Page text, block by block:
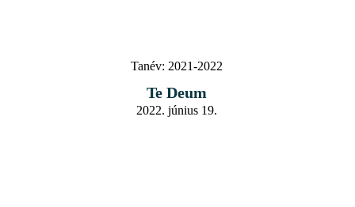
Tanév: 2021-2022
Te Deum
2022. június 19.